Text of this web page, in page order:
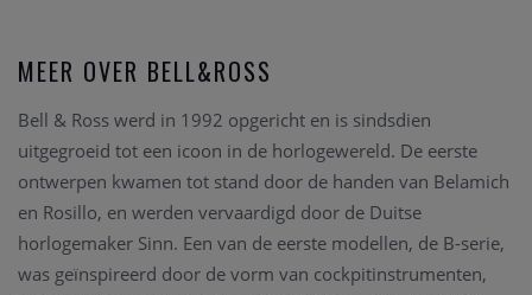
MEER OVER BELL&ROSS
Bell & Ross werd in 1992 opgericht en is sindsdien
uitgegroeid tot een icoon in de horlogewereld. De eerste
ontwerpen kwamen tot stand door de handen van Belamich
en Rosillo, en werden vervaardigd door de Duitse
horlogemaker Sinn. Een van de eerste modellen, de B-serie,
was geïnspireerd door de vorm van cockpitinstrumenten,